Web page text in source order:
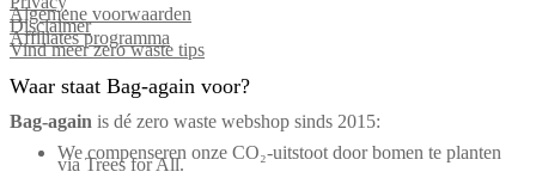
Algemene voorwaarden
Disclaimer
Affiliates programma
Vind meer zero waste tips
Waar staat Bag-again voor?
Bag‑again is dé zero waste webshop sinds 2015:
We compenseren onze CO₂-uitstoot door bomen te planten
via Trees for All.